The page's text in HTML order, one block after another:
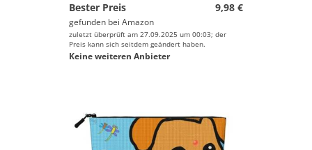
Bester Preis
9,98 €
gefunden bei Amazon
zuletzt überprüft am 27.09.2025 um 00:03; der
Preis kann sich seitdem geändert haben.
Keine weiteren Anbieter